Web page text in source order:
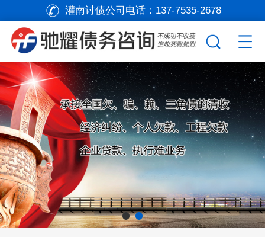
灌南讨债公司电话： 137-7535-2678